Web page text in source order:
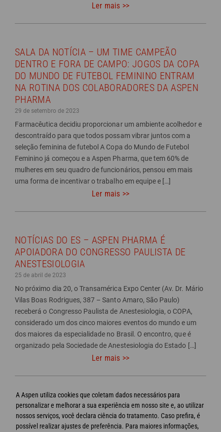
A Aspen utiliza cookies que coletam dados necessários para
personalizar e melhorar a sua experiência em nosso site e, ao utilizar
nossos serviços, você declara ciência do tratamento. Caso prefira, é
possível realizar ajustes de preferência. Para maiores informações,
Ler mais >>
SALA DA NOTÍCIA – UM TIME CAMPEÃO
DENTRO E FORA DE CAMPO: JOGOS DA COPA
DO MUNDO DE FUTEBOL FEMININO ENTRAM
NA ROTINA DOS COLABORADORES DA ASPEN
PHARMA
29 de setembro de 2023
Farmacêutica decidiu proporcionar um ambiente acolhedor e
descontraído para que todos possam vibrar juntos com a
seleção feminina de futebol A Copa do Mundo de Futebol
Feminino já começou e a Aspen Pharma, que tem 60% de
mulheres em seu quadro de funcionários, pensou em mais
uma forma de incentivar o trabalho em equipe e […]
Ler mais >>
NOTÍCIAS DO ES – ASPEN PHARMA É
APOIADORA DO CONGRESSO PAULISTA DE
ANESTESIOLOGIA
25 de abril de 2023
No próximo dia 20, o Transamérica Expo Center (Av. Dr. Mário
Vilas Boas Rodrigues, 387 – Santo Amaro, São Paulo)
receberá o Congresso Paulista de Anestesiologia, o COPA,
considerado um dos cinco maiores eventos do mundo e um
dos maiores da especialidade no Brasil. O encontro, que é
organizado pela Sociedade de Anestesiologia do Estado […]
Ler mais >>
3
Próxima
página
>>